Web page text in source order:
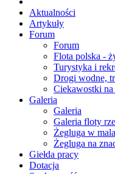
Aktualności
Artykuły
Forum
Forum
Flota polska -
Turystyka i
Drogi wodne,
Ciekawostki na
Galeria
Galeria
Galeria floty
Żegluga w
Żegluga na
Giełda pracy
Dotacja